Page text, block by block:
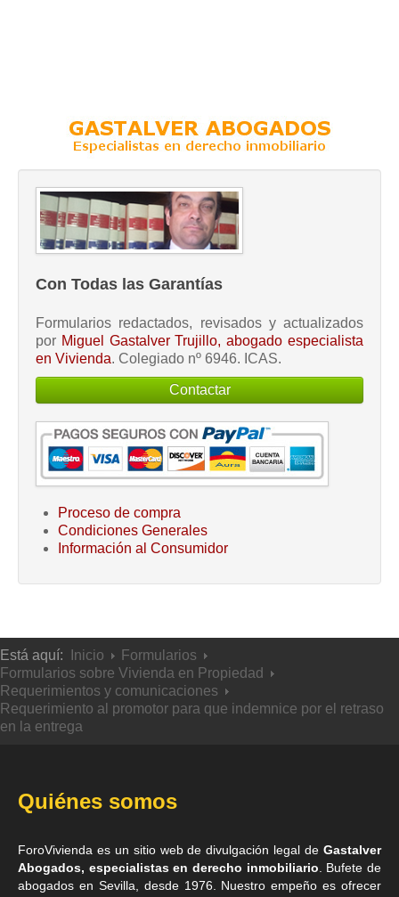
Con Todas las Garantías
Formularios redactados, revisados y actualizados
por Miguel Gastalver Trujillo, abogado especialista
en Vivienda. Colegiado nº 6946. ICAS.
Contactar
Proceso de compra
Condiciones Generales
Información al Consumidor
Está aquí: Inicio
Formularios
Formularios sobre Vivienda en Propiedad
Requerimientos y comunicaciones
Requerimiento al promotor para que indemnice por el retraso
en la entrega
Quiénes somos
ForoVivienda es un sitio web de divulgación legal de Gastalver
Abogados, especialistas en derecho inmobiliario . Bufete de
abogados en Sevilla , desde 1976. Nuestro empeño es ofrecer